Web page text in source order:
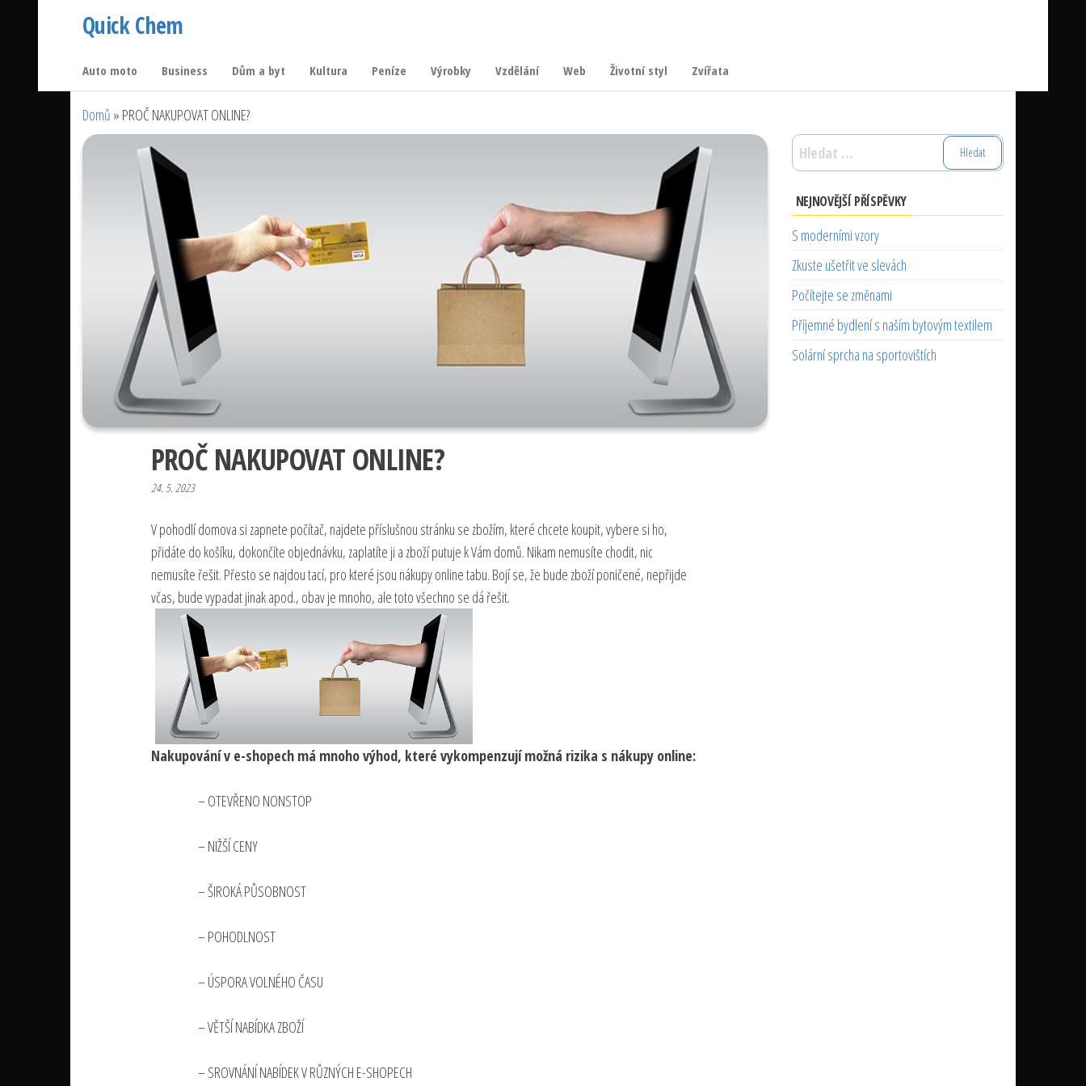
Quick Chem
Auto moto Business Dům a byt Kultura Peníze Výrobky Vzdělání Web Životní styl Zvířata
Domů » PROČ NAKUPOVAT ONLINE?
PROČ NAKUPOVAT ONLINE?
24. 5. 2023
V pohodlí domova si zapnete počítač, najdete příslušnou stránku se zbožím, které chcete koupit, vybere si ho,
přidáte do košíku, dokončíte objednávku, zaplatíte ji a zboží putuje k Vám domů. Nikam nemusíte chodit, nic
nemusíte řešit. Přesto se najdou tací, pro které jsou nákupy online tabu. Bojí se, že bude zboží poničené, nepřijde
včas, bude vypadat jinak apod., obav je mnoho, ale toto všechno se dá řešit.
Nakupování v e-shopech má mnoho výhod, které vykompenzují možná rizika s nákupy online:
– OTEVŘENO NONSTOP
– NIŽŠÍ CENY
– ŠIROKÁ PŮSOBNOST
– POHODLNOST
– ÚSPORA VOLNÉHO ČASU
– VĚTŠÍ NABÍDKA ZBOŽÍ
– SROVNÁNÍ NABÍDEK V RŮZNÝCH E-SHOPECH
Vyhledávání
NEJNOVĚJŠÍ PŘÍSPĚVKY
S moderními vzory
Zkuste ušetřit ve slevách
Počítejte se změnami
Příjemné bydlení s naším bytovým textilem
Solární sprcha na sportovištích